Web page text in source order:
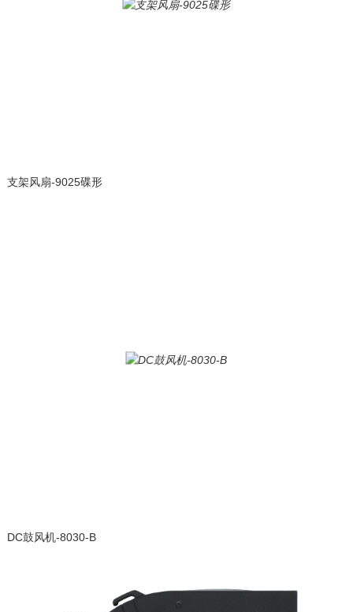
支架风扇-9025碟形
DC鼓风机-8030-B